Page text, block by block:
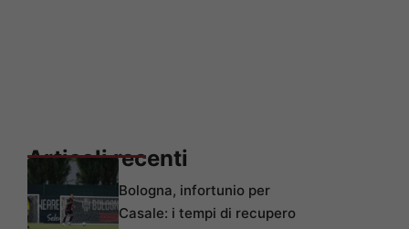
Articoli recenti
Bologna, infortunio per
Casale: i tempi di recupero